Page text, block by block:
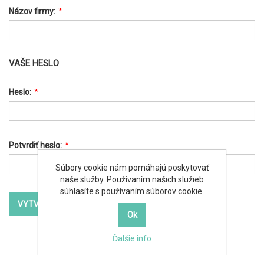
Názov firmy: *
VAŠE HESLO
Heslo: *
Potvrdiť heslo: *
Súbory cookie nám pomáhajú poskytovať
naše služby. Používaním našich služieb
súhlasíte s používaním súborov cookie.
Ďalšie info